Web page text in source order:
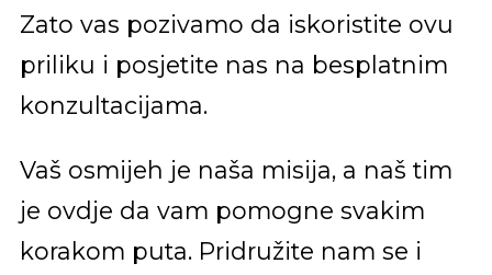
Zato vas pozivamo da iskoristite ovu
priliku i posjetite nas na besplatnim
konzultacijama.
Vaš osmijeh je naša misija, a naš tim
je ovdje da vam pomogne svakim
korakom puta. Pridružite nam se i